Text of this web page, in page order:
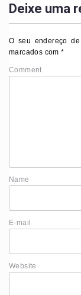
Deixe uma
O seu endereço
marcados com*
Comment
Website